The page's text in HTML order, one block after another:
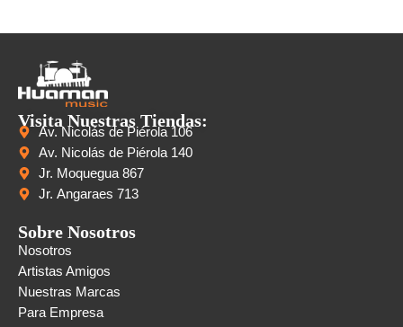
Visita Nuestras Tiendas:
Av. Nicolás de Piérola 106
Av. Nicolás de Piérola 140
Jr. Moquegua 867
Jr. Angaraes 713
Sobre Nosotros
Nosotros
Artistas Amigos
Nuestras Marcas
Para Empresa